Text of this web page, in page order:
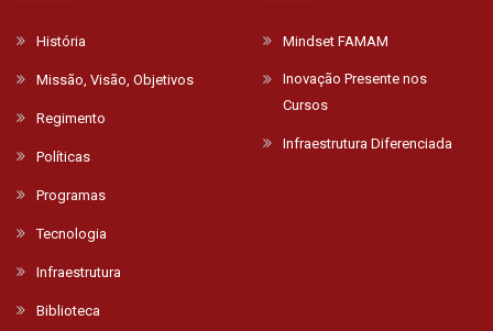
História
Missão, Visão, Objetivos
Regimento
Políticas
Programas
Tecnologia
Infraestrutura
Biblioteca
Mindset FAMAM
Inovação Presente nos
Cursos
Infraestrutura Diferenciada